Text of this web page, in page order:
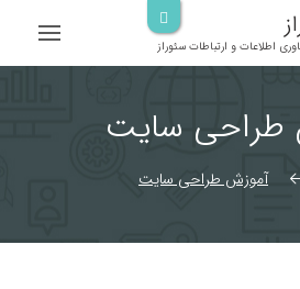
اطلاعات و ارتباطات سئوراز
طراحی سایت
آموزش طراحی سایت